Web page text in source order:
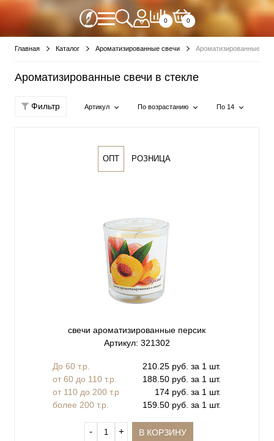
0 0
Главная Каталог Ароматизированные свечи Ароматизированные
Ароматизированные свечи в стекле
Фильтр Артикул По возрастанию По 14
ОПТ РОЗНИЦА
свечи ароматизированные персик
Артикул: 321302
До 60 т.р.
210.25 руб. за 1 шт.
от 60 до 110 т.р.
188.50 руб. за 1 шт.
от 110 до 200 т.р
174 руб. за 1 шт.
более 200 т.р.
159.50 руб. за 1 шт.
‐ + В КОРЗИНУ